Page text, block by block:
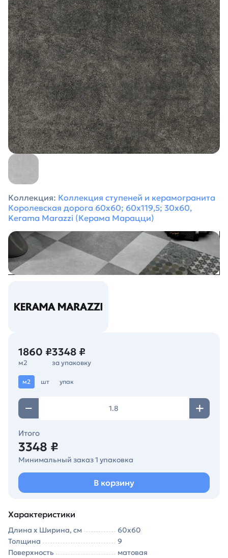
Коллекция: Коллекция ступеней и керамогранита
Королевская дорога 60х60; 60х119,5; 30x60,
Kerama Marazzi (Керама Марацци)
1860 ₽
м2
3348 ₽
за упаковку
м2 шт упак
Итого
3348 ₽
Минимальный заказ 1 упаковка
В корзину
Характеристики
Длина х Ширина, см
60х60
Толщина
9
Поверхность
матовая